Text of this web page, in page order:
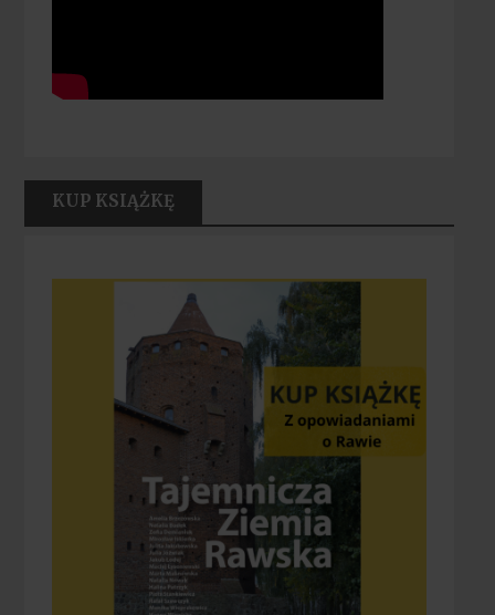
KUP KSIĄŻKĘ